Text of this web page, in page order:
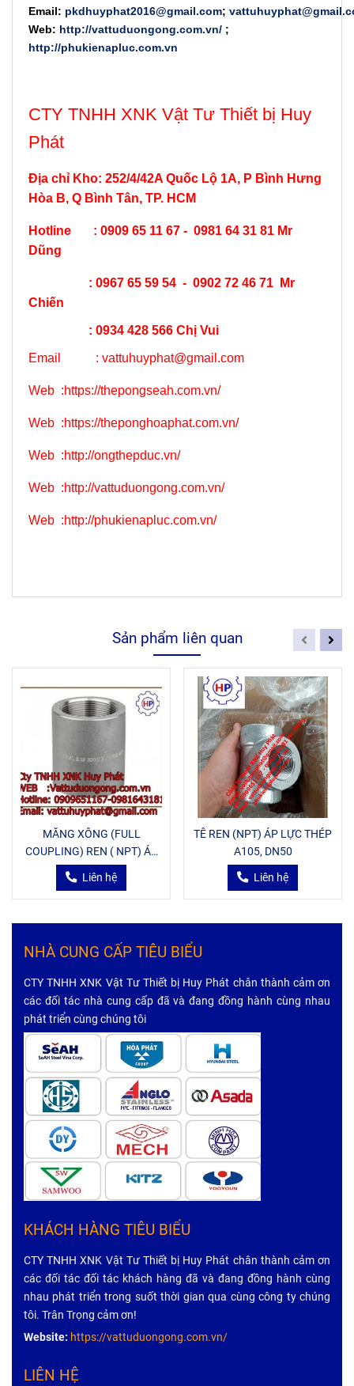
Email: pkdhuyphat2016@gmail.com;
Web: http://vattuduongong.com.vn/ ;
http://phukienapluc.com.vn
CTY TNHH XNK Vật Tư Thiết bị Huy
Phát
Địa chỉ Kho: 252/4/42A Quốc Lộ 1A, P Bình Hưng
Hòa B, Q Bình Tân, TP. HCM
Hotline : 0909 65 11 67 - 0981 64 31 81 Mr
Dũng
: 0967 65 59 54 - 0902 72 46 71 Mr
Chiến
: 0934 428 566 Chị Vui
Email : vattuhuyphat@gmail.com
Web :https://thepongseah.com.vn/
Web :https://theponghoaphat.com.vn/
Web :http://ongthepduc.vn/
Web :http://vattuduongong.com.vn/
Web :http://phukienapluc.com.vn/
Sản phẩm liên quan
MĂNG XÔNG (FULL
COUPLING) REN ( NPT) ÁP
LỰC THÉP A105, DN15
Liên hệ
TÊ REN (NPT) ÁP LỰC THÉP
A105, DN50
Liên hệ
NHÀ CUNG CẤP TIÊU BIỂU
CTY TNHH XNK Vật Tư Thiết bị Huy Phát chân thành cảm ơn
các đối tác nhà cung cấp đã và đang đồng hành cùng nhau
phát triển cùng chúng tôi
KHÁCH HÀNG TIÊU BIỂU
CTY TNHH XNK Vật Tư Thiết bị Huy Phát chân thành cảm ơn
các đối tác đối tác khách hàng đã và đang đồng hành cùng
nhau phát triển trong suốt thời gian qua cùng công ty chúng
tôi. Trân Trọng cảm ơn!
Website: https://vattuduongong.com.vn/
LIÊN HỆ